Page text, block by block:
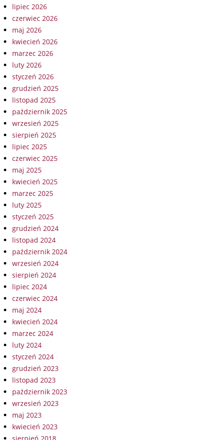
lipiec 2026
czerwiec 2026
maj 2026
kwiecień 2026
marzec 2026
luty 2026
styczeń 2026
grudzień 2025
listopad 2025
październik 2025
wrzesień 2025
sierpień 2025
lipiec 2025
czerwiec 2025
maj 2025
kwiecień 2025
marzec 2025
luty 2025
styczeń 2025
grudzień 2024
listopad 2024
październik 2024
wrzesień 2024
sierpień 2024
lipiec 2024
czerwiec 2024
maj 2024
kwiecień 2024
marzec 2024
luty 2024
styczeń 2024
grudzień 2023
listopad 2023
październik 2023
wrzesień 2023
maj 2023
kwiecień 2023